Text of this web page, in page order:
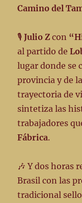
Camino del
🎙️Julio Z con
al partido de
lugar donde se
provincia y de
trayectoria de
sintetiza las
trabajadores
Fábrica.
🎶 Y dos horas
Brasil con las
tradicional